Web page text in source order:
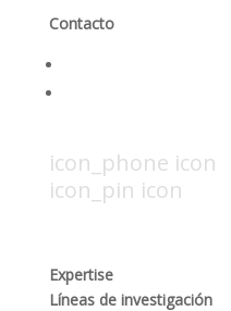
Contacto
icon_phone icon
icon_pin icon
Expertise
Líneas de investigación